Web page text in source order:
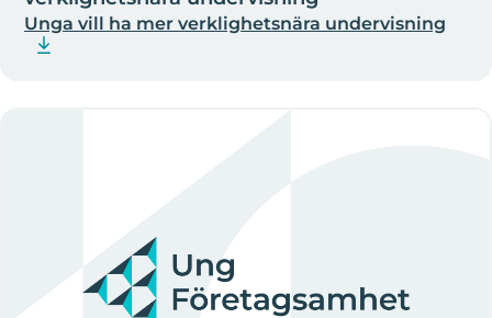
Unga vill ha mer verklighetsnära undervisning